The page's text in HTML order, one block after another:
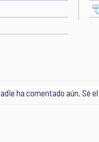
ha comentado aún. Sé